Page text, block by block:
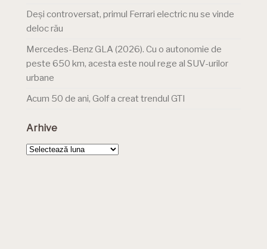
Deși controversat, primul Ferrari electric nu se vinde
deloc rău
Mercedes-Benz GLA (2026). Cu o autonomie de
peste 650 km, acesta este noul rege al SUV-urilor
urbane
Acum 50 de ani, Golf a creat trendul GTI
Arhive
Arhive